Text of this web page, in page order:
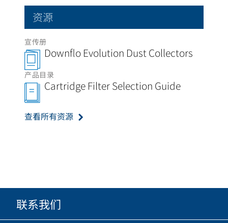
资源
宣传册
Downflo Evolution Dust Collectors
产品目录
Cartridge Filter Selection Guide
查看所有资源
联系我们